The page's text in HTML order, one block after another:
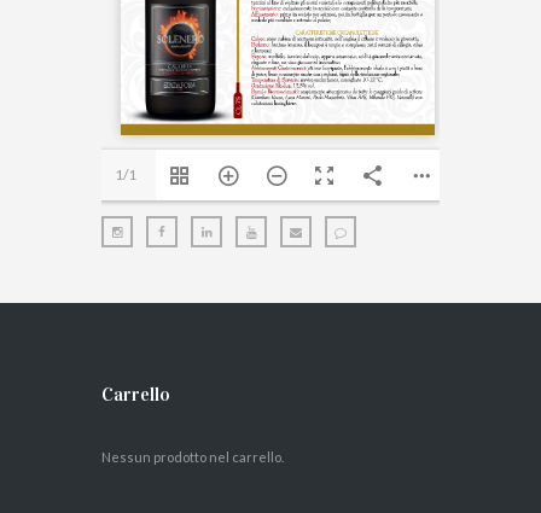
1/1
Carrello
Nessun prodotto nel carrello.